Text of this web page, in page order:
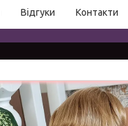
Відгуки Контакти